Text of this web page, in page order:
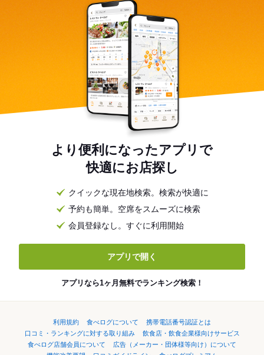
より便利になったアプリで
快適にお店探し
クイックな現在地検索。検索が快適に
予約も簡単。空席をスムーズに検索
会員登録なし。すぐに利用開始
アプリで開く
アプリなら1ヶ月無料でランキング検索！
利用規約 食べログについて
携帯電話番号認証とは
口コミ・ランキングに対する取り組み
飲食店・飲食企業様向けサービス
食べログ店舗会員について
広告（メーカー・団体様等向け）について